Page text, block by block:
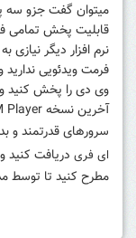
میتوان گفت جزو سه
قابلیت پخش تمامی
نرم افزار دیگر
فرمت ویدئویی
وی دی را پخش کنید و
سرورهای قدرتمند و
ای فری دریافت کنید
مطرح کنید تا توسط